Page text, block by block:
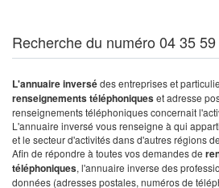
Recherche du numéro 04 35
L'annuaire inversédes entreprises et
renseignements téléphoniqueset adresse
renseignements téléphoniques concernait
L'annuaire inversé vous renseigne à qui
et le secteur d'activités dans d'autres régions
Afin de répondre à toutes vos demandes de
téléphoniques, l'annuaire inverse des
données (adresses postales, numéros de